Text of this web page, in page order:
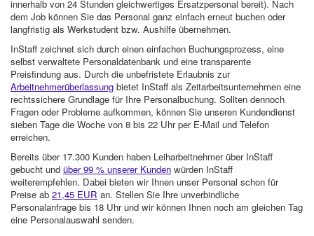
innerhalb von 24 Stunden gleichwertiges Ersatzpersonal bereit). Nach
dem Job können Sie das Personal ganz einfach erneut buchen oder
langfristig als Werkstudent bzw. Aushilfe übernehmen.
InStaff zeichnet sich durch einen einfachen Buchungsprozess, eine
selbst verwaltete Personaldatenbank und eine transparente
Preisfindung aus. Durch die unbefristete Erlaubnis zur
Arbeitnehmerüberlassung bietet InStaff als Zeitarbeitsunternehmen eine
rechtssichere Grundlage für Ihre Personalbuchung. Sollten dennoch
Fragen oder Probleme aufkommen, können Sie unseren Kundendienst
sieben Tage die Woche von 8 bis 22 Uhr per E-Mail und Telefon
erreichen.
Bereits über 17.300 Kunden haben Leiharbeitnehmer über InStaff
gebucht und über 99 % unserer Kunden würden InStaff
weiterempfehlen. Dabei bieten wir Ihnen unser Personal schon für
Preise ab 21,45 EUR an. Stellen Sie Ihre unverbindliche
Personalanfrage bis 18 Uhr und wir können Ihnen noch am gleichen Tag
eine Personalauswahl senden.